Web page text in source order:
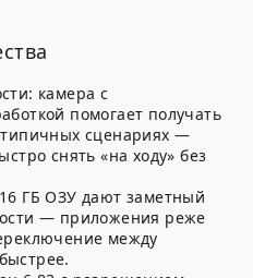
камера с
помогает получать
сценариях —
снять «на ходу» без
16 ГБ ОЗУ дают заметный
— приложения реже
между